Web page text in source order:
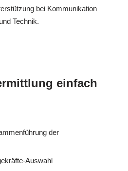
bei Kommunikation
und Technik.
einfach
der
Auswahl